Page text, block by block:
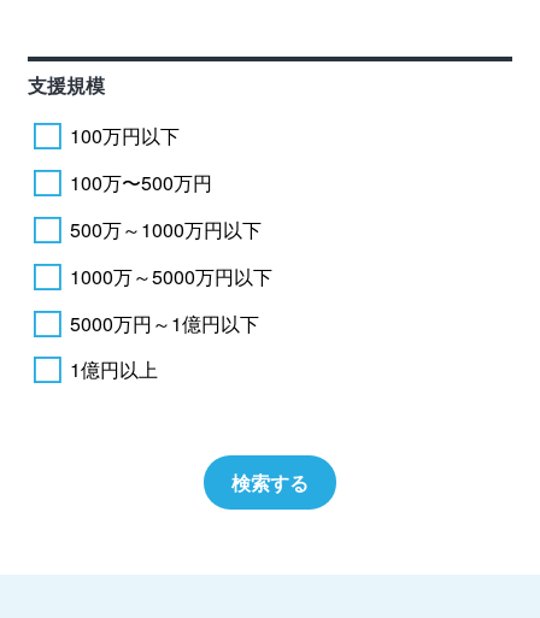
支援規模
100万円以下
100万〜500万円
500万～1000万円以下
1000万～5000万円以下
5000万円～1億円以下
1億円以上